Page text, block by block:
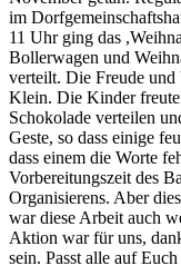
im
11 Uhr ging das
Bollerwagen und
verteilt. Die Freude
Klein. Die Kinder
Schokolade verteilen
Geste, so dass einige
dass einem die Worte
Vorbereitungszeit des
Organisierens. Aber
war diese Arbeit auch
Aktion war für uns,
sein. Passt alle auf